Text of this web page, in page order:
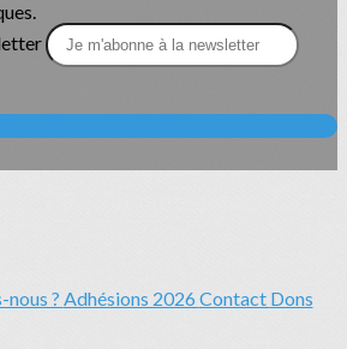
nous ? Adhésions 2026Contact Dons